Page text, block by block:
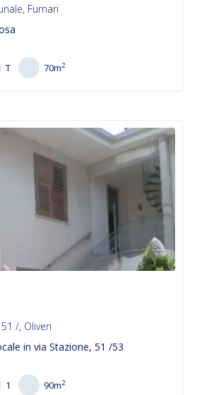
Furnari
T 70m2
/, Oliveri
in via Stazione, 51 /53
1 90m2